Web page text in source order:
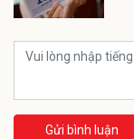
Gửi bình luận